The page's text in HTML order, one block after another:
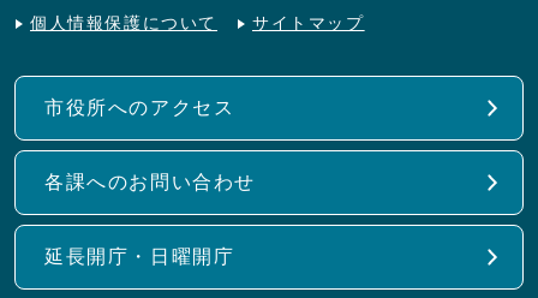
個人情報保護について サイトマップ
市役所へのアクセス
各課へのお問い合わせ
延長開庁・日曜開庁